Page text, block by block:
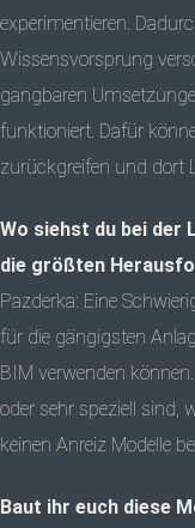
experimentieren.
Wissensvorsprung
gangbaren
funktioniert. Dafür
zurückgreifen und dort
Wo siehst du bei der
die größten
Pazderka: Eine
für die gängigsten
BIM verwenden
oder sehr speziell sind,
keinen Anreiz Modelle
Baut ihr euch diese